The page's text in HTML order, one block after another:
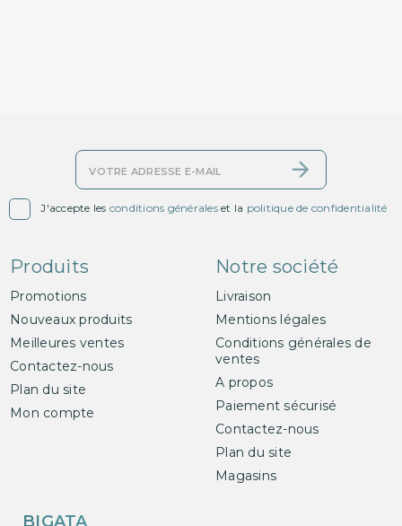
J'accepte les conditions généraleset la politique de confidentialité
Produits
Promotions
Nouveaux produits
Meilleures ventes
Contactez-nous
Plan du site
Mon compte
Notre société
Livraison
Mentions légales
Conditions générales de
ventes
A propos
Paiement sécurisé
Contactez-nous
Plan du site
Magasins
BIGATA